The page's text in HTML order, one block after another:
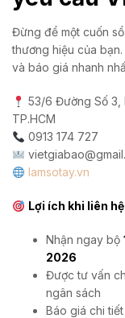
Đừng để một cuốn
thương hiệu của
và báo giá nhanh
53/6 Đường Số 3,
TP.HCM
0913 174 727
lamsotay.vn
Lợi ích khi liên
Nhận ngay bộ
2026
Được tư vấn
ngân sách
Báo giá chi